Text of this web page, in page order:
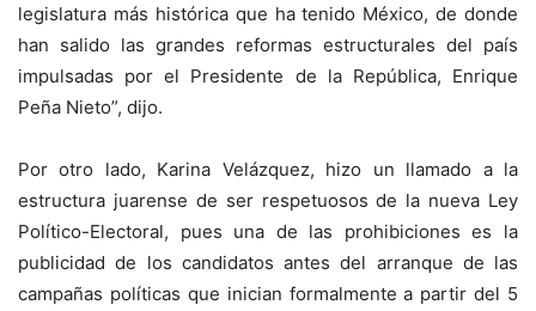
legislatura más histórica que ha tenido México, de donde
han salido las grandes reformas estructurales del país
impulsadas por el Presidente de la República, Enrique
Peña Nieto”, dijo.
Por otro lado, Karina Velázquez, hizo un llamado a la
estructura juarense de ser respetuosos de la nueva Ley
Político-Electoral, pues una de las prohibiciones es la
publicidad de los candidatos antes del arranque de las
campañas políticas que inician formalmente a partir del 5